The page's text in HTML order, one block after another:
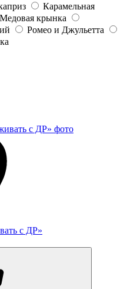
Карамельная
Медовая крынка
Ромео и Джульетта
с ДР»